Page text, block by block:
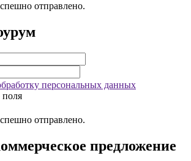
отправлено.
персональных данных
поля
отправлено.
предложение